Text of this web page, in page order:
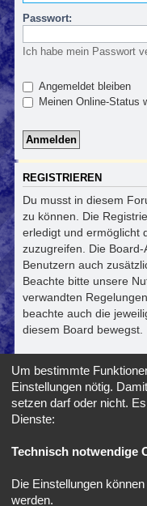
Passwort:
Ich habe mein Passwort
Angemeldet bleiben
Meinen Online-Status
REGISTRIEREN
Du musst in diesem
zu können. Die
erledigt und ermöglicht
zuzugreifen. Die
Benutzern auch
Beachte bitte unsere
verwandten
beachte auch die
diesem Board bewegst.
Registrieren
*SE
Um bestimmte
Einstellungen nötig.
setzen darf oder nicht.
Dienste:
Technisch notwendige
Die Einstellungen
werden.